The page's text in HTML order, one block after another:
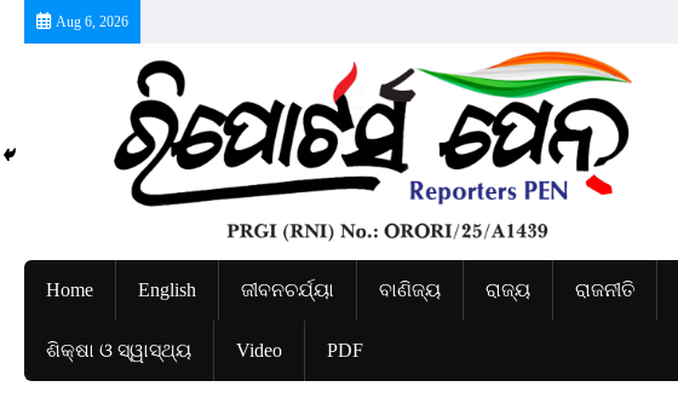
Aug 6, 2026
Home English ଜୀବନଚର୍ଯ୍ୟା ବାଣିଜ୍ୟ ରାଜ୍ୟ ରାଜନୀତି
ଶିକ୍ଷା ଓ ସ୍ୱାସ୍ଥ୍ୟ Video PDF